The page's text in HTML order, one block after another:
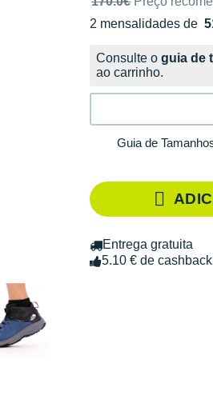
2 mensalidades de
sem custos
Consulte o guia de
ao carrinho.
Guia de
Entrega gratuita
5.10 € de cashback